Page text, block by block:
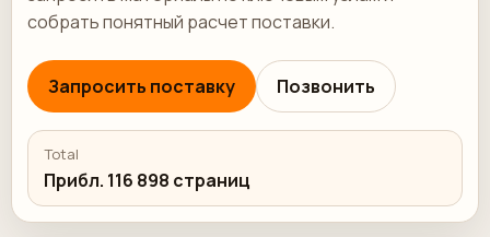
собрать понятный расчет поставки.
Запросить поставку Позвонить
Total
Прибл. 116 898 страниц